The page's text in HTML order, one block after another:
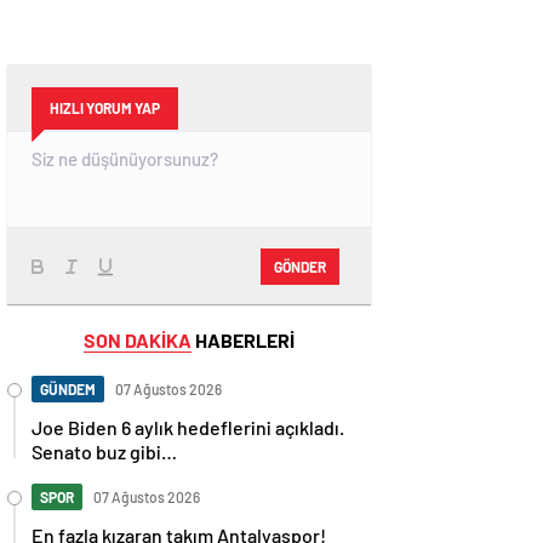
HIZLI YORUM YAP
GÖNDER
SON DAKİKA HABERLERİ
GÜNDEM 07 Ağustos 2026
Joe Biden 6 aylık hedeflerini açıkladı.
Senato buz gibi…
SPOR 07 Ağustos 2026
En fazla kızaran takım Antalyaspor!